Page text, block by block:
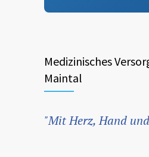
Medizinisches
Maintal
"Mit Herz, Hand